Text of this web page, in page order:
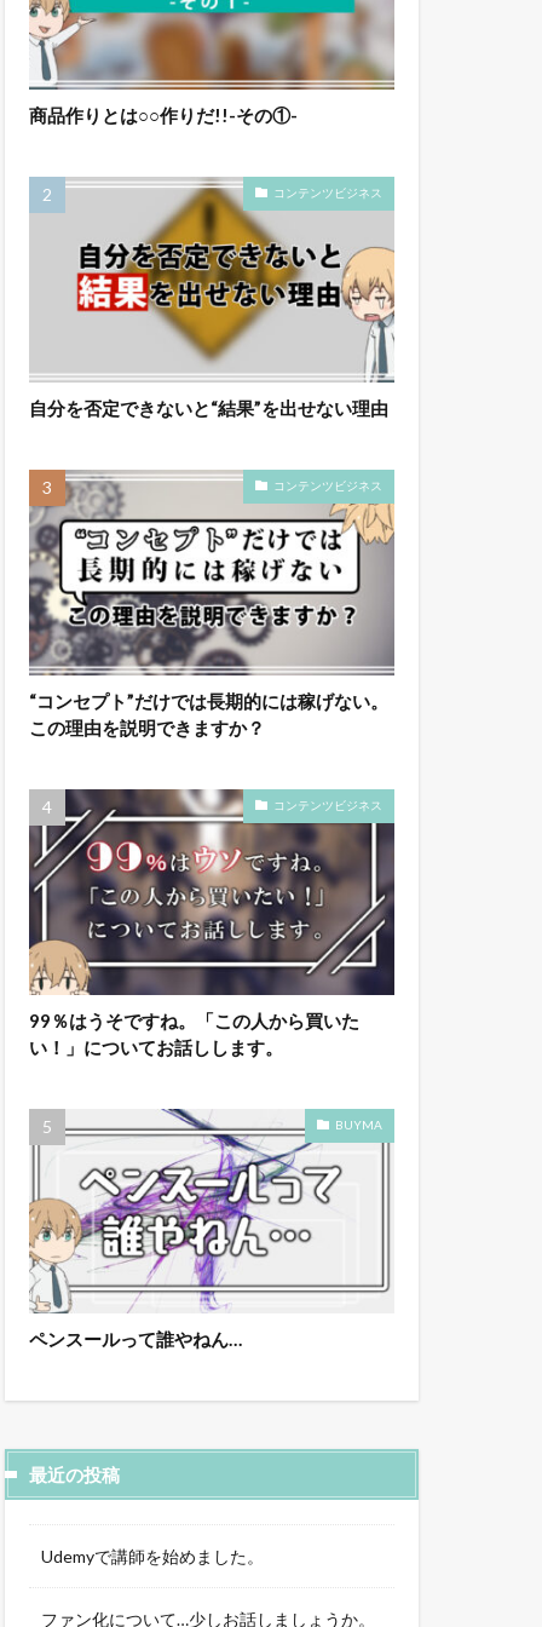
商品作りとは○○作りだ!!-その①-
コンテンツビジネス
自分を否定できないと“結果”を出せない理由
コンテンツビジネス
“コンセプト”だけでは長期的には稼げない。
この理由を説明できますか？
コンテンツビジネス
99％はうそですね。「この人から買いた
い！」についてお話しします。
BUYMA
ペンスールって誰やねん…
最近の投稿
Udemyで講師を始めました。
ファン化について…少しお話しましょうか。